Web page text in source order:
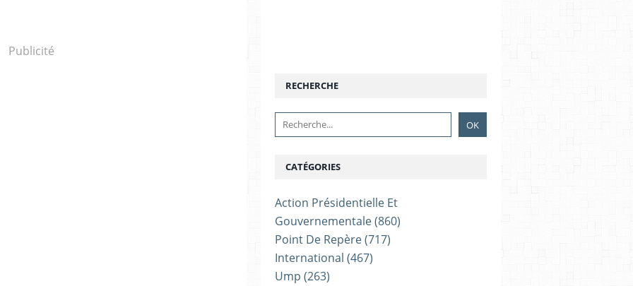
Publicité
RECHERCHE
CATÉGORIES
Action Présidentielle Et
Gouvernementale(860)
Point De Repère(717)
International (467)
Ump (263)